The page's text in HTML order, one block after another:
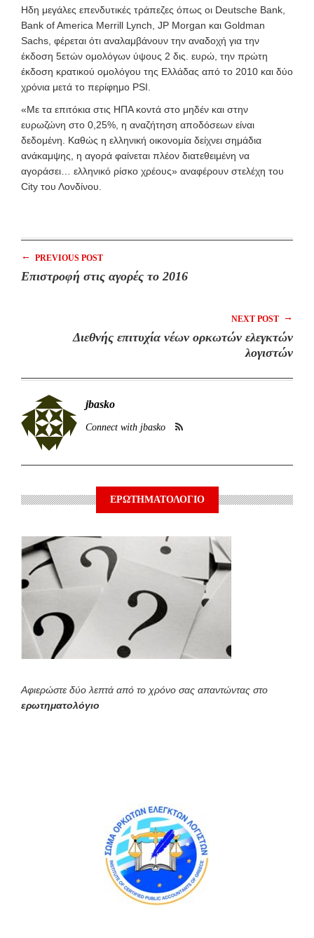
Ηδη μεγάλες επενδυτικές τράπεζες όπως οι Deutsche Bank,
Bank of America Merrill Lynch, JP Morgan και Goldman
Sachs, φέρεται ότι αναλαμβάνουν την αναδοχή για την
έκδοση 5ετών ομολόγων ύψους 2 δις. ευρώ, την πρώτη
έκδοση κρατικού ομολόγου της Ελλάδας από το 2010 και δύο
χρόνια μετά το περίφημο PSI.
«Με τα επιτόκια στις ΗΠΑ κοντά στο μηδέν και στην
ευρωζώνη στο 0,25%, η αναζήτηση αποδόσεων είναι
δεδομένη. Καθώς η ελληνική οικονομία δείχνει σημάδια
ανάκαμψης, η αγορά φαίνεται πλέον διατεθειμένη να
αγοράσει… ελληνικό ρίσκο χρέους» αναφέρουν στελέχη του
City του Λονδίνου.
← PREVIOUS POST
Επιστροφή στις αγορές το 2016
NEXT POST →
Διεθνής επιτυχία νέων ορκωτών ελεγκτών
λογιστών
jbasko
Connect with jbasko
ΕΡΩΤΗΜΑΤΟΛΟΓΙΟ
Αφιερώστε δύο λεπτά από το χρόνο σας απαντώντας στο
ερωτηματολόγιο